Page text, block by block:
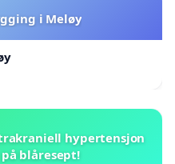
i Meløy
hypertensjon
på blåresept!